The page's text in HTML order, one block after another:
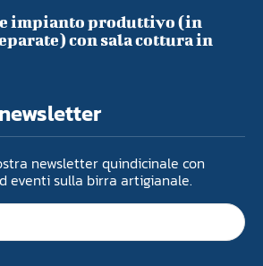
impianto produttivo (in
con sala cottura in
newsletter quindicinale con
eventi sulla birra artigianale.